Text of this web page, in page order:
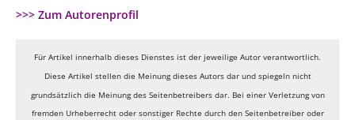
>>> Zum Autorenprofil
Für Artikel innerhalb dieses Dienstes ist der jeweilige Autor verantwortlich.
Diese Artikel stellen die Meinung dieses Autors dar und spiegeln nicht
grundsätzlich die Meinung des Seitenbetreibers dar. Bei einer Verletzung von
fremden Urheberrecht oder sonstiger Rechte durch den Seitenbetreiber oder